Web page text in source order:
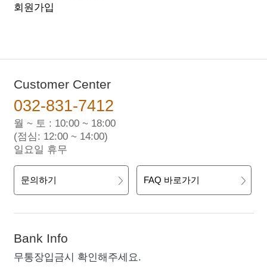
회원가입
Customer Center
032-831-7412
월 ~ 토 : 10:00 ~ 18:00
(점심: 12:00 ~ 14:00)
일요일 휴무
문의하기 FAQ 바로가기
Bank Info
무통장입금시 확인해주세요.